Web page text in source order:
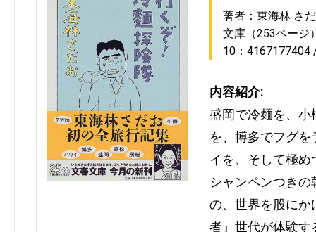
著者：東海林 さ
文庫（253ページ
10：4167177404
内容紹介:
盛岡で冷麺を、小
を、博多でフグ
イを、そして極
シャンペンつき
の、世界を股にか
者』世代が体験す